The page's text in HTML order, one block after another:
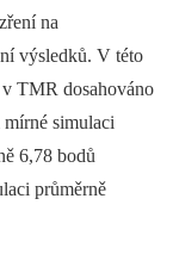
na
výsledků. V této
TMR dosahováno
simulaci
6,78 bodů
průměrně